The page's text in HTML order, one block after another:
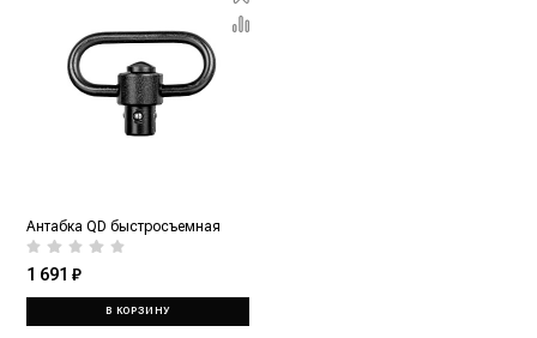
Антабка QD быстросъемная
1 691 ₽
В КОРЗИНУ